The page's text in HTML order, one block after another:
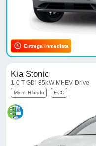
Entrega inmediata
Kia Stonic
1.0 T-GDi 85kW MHEV Drive
Micro-Híbrido ECO